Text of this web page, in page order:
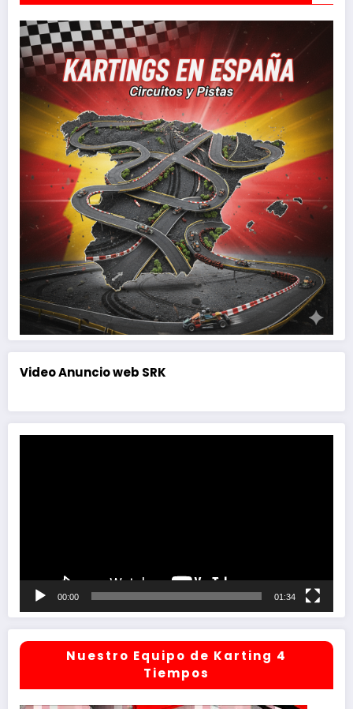
Video Anuncio web SRK
00:00 01:34
Nuestro Equipo de Karting 4
Tiempos